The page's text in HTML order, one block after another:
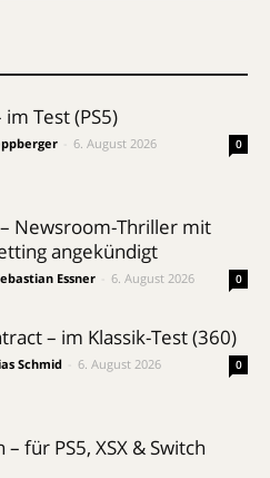
Test (PS5)
6. August 2026 0
Newsroom-Thriller mit
angekündigt
Essner 6. August 2026 0
– im Klassik-Test (360)
Schmid 6. August 2026 0
für PS5, XSX & Switch